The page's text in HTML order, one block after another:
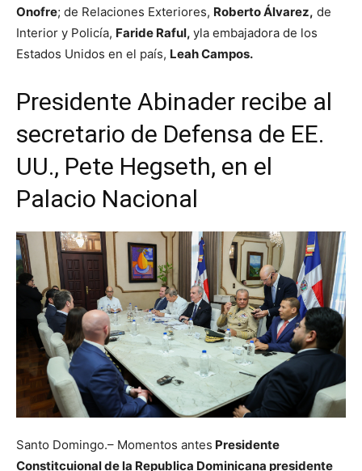
Onofre; de Relaciones Exteriores, Roberto Álvarez, de
Interior y Policía, Faride Raful, yla embajadora de los
Estados Unidos en el país, Leah Campos.
Presidente Abinader recibe al
secretario de Defensa de EE.
UU., Pete Hegseth, en el
Palacio Nacional
Santo Domingo.– Momentos antes Presidente
Constitcuional de la Republica Dominicana presidente